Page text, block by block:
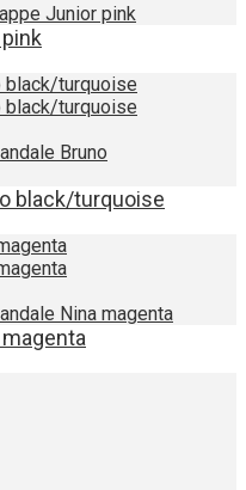
Junior pink
Bruno
black/turquoise
Nina magenta